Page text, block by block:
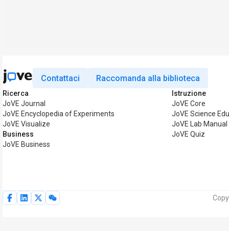
Contattaci Raccomanda alla biblioteca
Ricerca
JoVE Journal
JoVE Encyclopedia of Experiments
JoVE Visualize
Business
JoVE Business
Istruzione
JoVE Core
JoVE Science
JoVE Lab Manual
JoVE Quiz